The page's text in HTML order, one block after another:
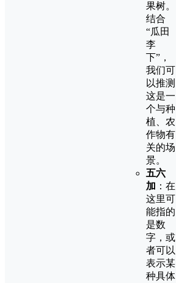
果树。
结合
“瓜田
李
下”，
我们可
以推测
这是一
个与种
植、农
作物有
关的场
景。
五六
加 ：在
这里可
能指的
是数
字，或
者可以
表示某
种具体